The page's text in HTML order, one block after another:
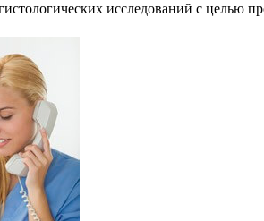
исследований с целью